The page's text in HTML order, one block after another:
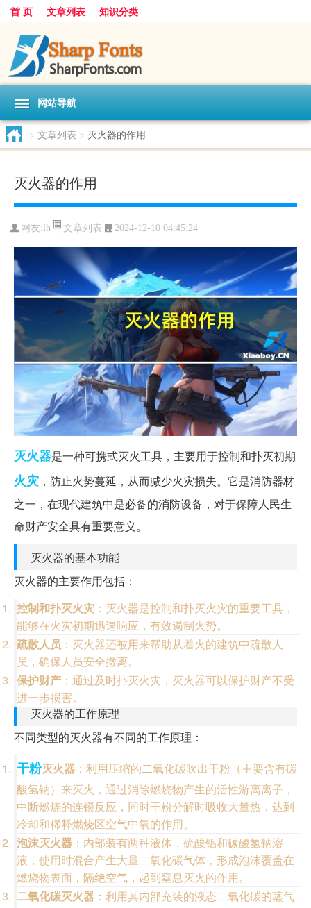
首 页 文章列表 知识分类
网站导航
> 文章列表 > 灭火器的作用
灭火器的作用
网友: lh 文章列表 2024-12-10 04:45:24
灭火器是一种可携式灭火工具，主要用于控制和扑灭初期
火灾 ，防止火势蔓延，从而减少火灾损失。它是消防器材
之一，在现代建筑中是必备的消防设备，对于保障人民生
命财产安全具有重要意义。
灭火器的基本功能
灭火器的主要作用包括：
控制和扑灭火灾 ：灭火器是控制和扑灭火灾的重要工具，
能够在火灾初期迅速响应，有效遏制火势。
疏散人员 ：灭火器还被用来帮助从着火的建筑中疏散人
员，确保人员安全撤离。
保护财产 ：通过及时扑灭火灾，灭火器可以保护财产不受
进一步损害。
灭火器的工作原理
不同类型的灭火器有不同的工作原理：
干粉灭火器 ：利用压缩的二氧化碳吹出干粉（主要含有碳
酸氢钠）来灭火，通过消除燃烧物产生的活性游离离子，
中断燃烧的连锁反应，同时干粉分解时吸收大量热，达到
冷却和稀释燃烧区空气中氧的作用。
泡沫灭火器 ：内部装有两种液体，硫酸铝和碳酸氢钠溶
液，使用时混合产生大量二氧化碳气体，形成泡沫覆盖在
燃烧物表面，隔绝空气，起到窒息灭火的作用。
二氧化碳灭火器 ：利用其内部充装的液态二氧化碳的蒸气